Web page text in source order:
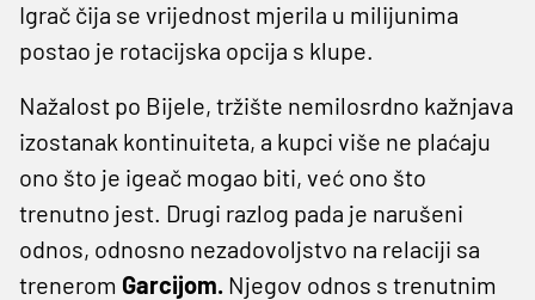
Igrač čija se vrijednost mjerila u milijunima
postao je rotacijska opcija s klupe.
Nažalost po Bijele, tržište nemilosrdno kažnjava
izostanak kontinuiteta, a kupci više ne plaćaju
ono što je igeač mogao biti, već ono što
trenutno jest. Drugi razlog pada je narušeni
odnos, odnosno nezadovoljstvo na relaciji sa
trenerom Garcijom. Njegov odnos s trenutnim